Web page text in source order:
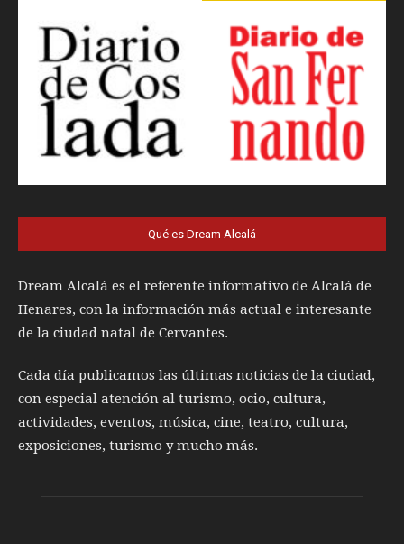
Qué es Dream Alcalá
Dream Alcalá es el referente informativo de Alcalá de
Henares, con la información más actual e interesante
de la ciudad natal de Cervantes.
Cada día publicamos las últimas noticias de la ciudad,
con especial atención al turismo, ocio, cultura,
actividades, eventos, música, cine, teatro, cultura,
exposiciones, turismo y mucho más.